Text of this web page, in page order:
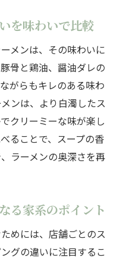
を味わいで比較
メンは、その味わいに
骨と鶏油、醤油ダレの
がらもキレのある味わ
ンは、より白濁したス
クリーミーな味が楽し
ることで、スープの香
ラーメンの奥深さを再
る家系のポイント
めには、店舗ごとのス
グの違いに注目するこ